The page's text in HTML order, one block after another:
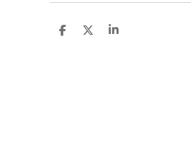
D
D
S